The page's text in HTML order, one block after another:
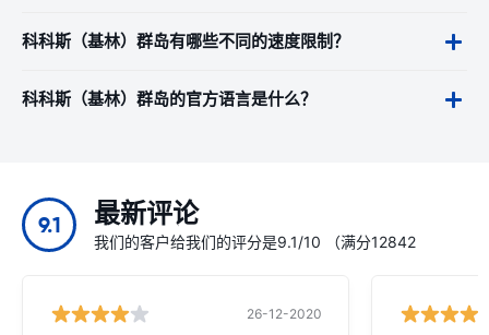
科科斯（基林）群岛有哪些不同的速度限制？
科科斯（基林）群岛的官方语言是什么？
9.1 最新评论
我们的客户给我们的评分是9.1/10 （满分12842
26-12-2020